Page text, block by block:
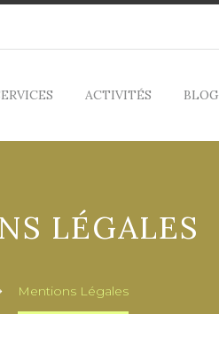
ACTIVITÉS BLOG
LÉGALES
Mentions Légales